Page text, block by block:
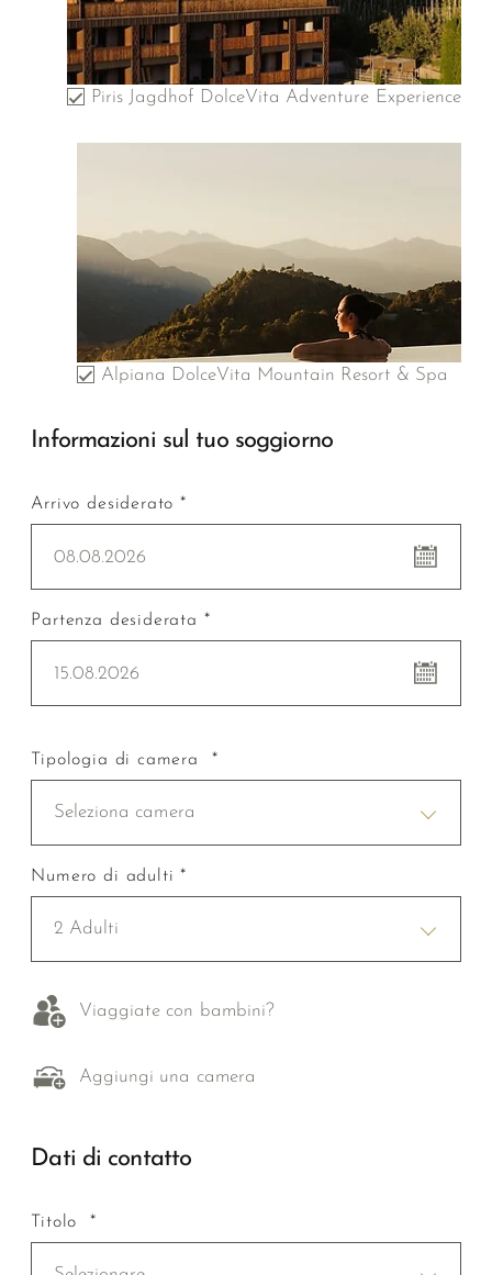
Piris Jagdhof DolceVita Adventure Experience
Alpiana DolceVita Mountain Resort & Spa
Informazioni sul tuo soggiorno
Arrivo desiderato *
08.08.2026
Partenza desiderata *
15.08.2026
Tipologia di camera *
Seleziona camera
Numero di adulti *
2 Adulti
Viaggiate con bambini?
Aggiungi una camera
Dati di contatto
Titolo *